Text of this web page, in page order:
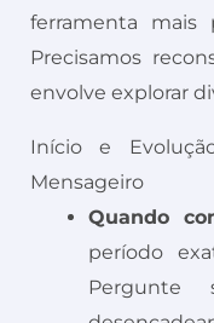
ferramenta mais
Precisamos
envolve explorar
Início e
Mensageiro
Quando
período
Pergunte